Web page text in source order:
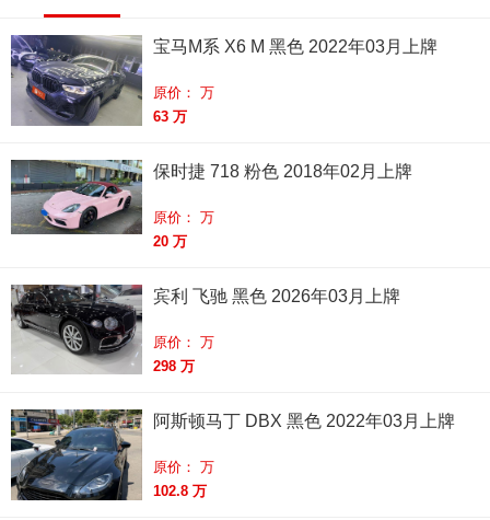
宝马M系 X6 M 黑色 2022年03月上牌
原价： 万
63 万
保时捷 718 粉色 2018年02月上牌
原价： 万
20 万
宾利 飞驰 黑色 2026年03月上牌
原价： 万
298 万
阿斯顿马丁 DBX 黑色 2022年03月上牌
原价： 万
102.8 万